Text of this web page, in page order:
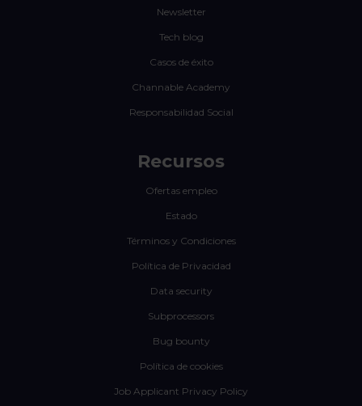
Newsletter
Tech blog
Casos de éxito
Channable Academy
Responsabilidad Social
Recursos
Ofertas empleo
Estado
Términos y Condiciones
Política de Privacidad
Data security
Subprocessors
Bug bounty
Política de cookies
Job Applicant Privacy Policy